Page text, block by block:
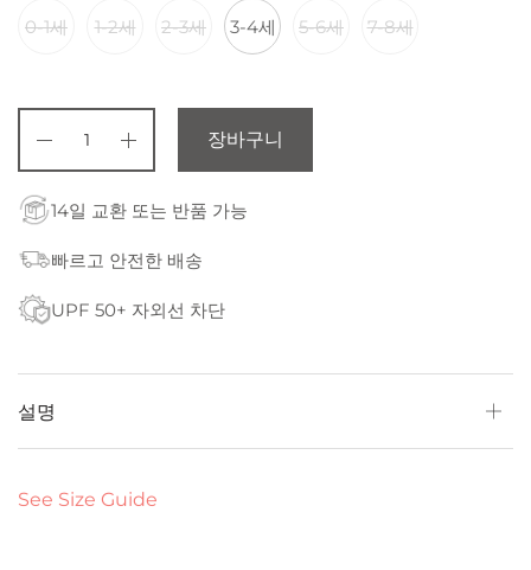
0-1세 1-2세 2-3세 3-4세 5-6세 7-8세
장바구니
14일 교환 또는 반품 가능
빠르고 안전한 배송
UPF 50+ 자외선 차단
설명
See Size Guide